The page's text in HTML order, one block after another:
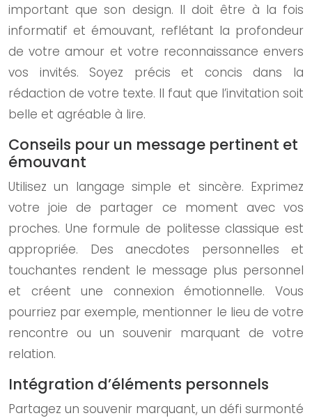
important que son design. Il doit être à la fois
informatif et émouvant, reflétant la profondeur
de votre amour et votre reconnaissance envers
vos invités. Soyez précis et concis dans la
rédaction de votre texte. Il faut que l’invitation soit
belle et agréable à lire.
Conseils pour un message pertinent et
émouvant
Utilisez un langage simple et sincère. Exprimez
votre joie de partager ce moment avec vos
proches. Une formule de politesse classique est
appropriée. Des anecdotes personnelles et
touchantes rendent le message plus personnel
et créent une connexion émotionnelle. Vous
pourriez par exemple, mentionner le lieu de votre
rencontre ou un souvenir marquant de votre
relation.
Intégration d’éléments personnels
Partagez un souvenir marquant, un défi surmonté